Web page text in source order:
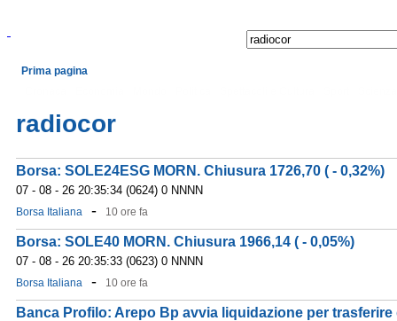
Prima pagina
radiocor
Borsa: SOLE24ESG MORN. Chiusura 1726,70 ( - 0,32%)
07 - 08 - 26 20:35:34 (0624) 0 NNNN
Borsa Italiana - 10 ore fa
Borsa: SOLE40 MORN. Chiusura 1966,14 ( - 0,05%)
07 - 08 - 26 20:35:33 (0623) 0 NNNN
Borsa Italiana - 10 ore fa
Banca Profilo: Arepo Bp avvia liquidazione per